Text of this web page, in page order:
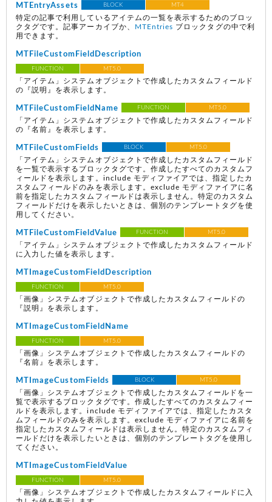
MTEntryAssets BLOCK MT4
特定の記事で利用しているアイテムの一覧を表示するためのブロッ
クタグです。記事アーカイブか、
MTEntries ブロックタグの中で利
用できます。
MTFileCustomFieldDescription
FUNCTION MT5.0
「アイテム」システムオブジェクトで作成したカスタムフィールド
の『説明』を表示します。
MTFileCustomFieldName FUNCTION MT5.0
「アイテム」システムオブジェクトで作成したカスタムフィールド
の『名前』を表示します。
MTFileCustomFields BLOCK MT5.0
「アイテム」システムオブジェクトで作成したカスタムフィールド
を一覧で表示するブロックタグです。作成したすべてのカスタムフ
ィールドを表示します。include モディファイアでは、指定したカ
スタムフィールドのみを表示します。exclude モディファイアに名
前を指定したカスタムフィールドは表示しません。特定のカスタム
フィールドだけを表示したいときは、個別のテンプレートタグを使
用してください。
MTFileCustomFieldValue FUNCTION MT5.0
「アイテム」システムオブジェクトで作成したカスタムフィールド
に入力した値を表示します。
MTImageCustomFieldDescription
FUNCTION MT5.0
「画像」システムオブジェクトで作成したカスタムフィールドの
『説明』を表示します。
MTImageCustomFieldName
FUNCTION MT5.0
「画像」システムオブジェクトで作成したカスタムフィールドの
『名前』を表示します。
MTImageCustomFields BLOCK MT5.0
「画像」システムオブジェクトで作成したカスタムフィールドを一
覧で表示するブロックタグです。作成したすべてのカスタムフィー
ルドを表示します。include モディファイアでは、指定したカスタ
ムフィールドのみを表示します。exclude モディファイアに名前を
指定したカスタムフィールドは表示しません。特定のカスタムフィ
ールドだけを表示したいときは、個別のテンプレートタグを使用し
てください。
MTImageCustomFieldValue
FUNCTION MT5.0
「画像」システムオブジェクトで作成したカスタムフィールドに入